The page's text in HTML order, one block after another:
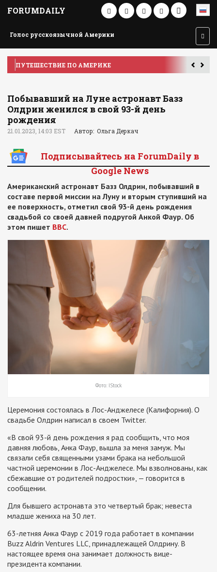
FORUMDAILY
Голос русскоязычной Америки
ПУТЕШЕСТВИЕ ПО АМЕРИКЕ
Побывавший на Луне астронавт Базз
Олдрин женился в свой 93-й день
рождения
21.01.2023, 14:03 EST Автор: Ольга Деркач
Подписывайтесь на ForumDaily в
Google News
Американский астронавт Базз Олдрин, побывавший в
составе первой миссии на Луну и вторым ступивший на
ее поверхность, отметил свой 93-й день рождения
свадьбой со своей давней подругой Анкой Фаур. Об
этом пишет BBC.
Фото: IStock
Церемония состоялась в Лос-Анджелесе (Калифорния). О
свадьбе Олдрин написал в своем Twitter.
«В свой 93-й день рождения я рад сообщить, что моя
давняя любовь, Анка Фаур, вышла за меня замуж. Мы
связали себя священными узами брака на небольшой
частной церемонии в Лос-Анджелесе. Мы взволнованы, как
сбежавшие от родителей подростки», — говорится в
сообщении.
Для бывшего астронавта это четвертый брак; невеста
младше жениха на 30 лет.
63-летняя Анка Фаур с 2019 года работает в компании
Buzz Aldrin Ventures LLC, принадлежащей Олдрину. В
настоящее время она занимает должность вице-
президента компании.